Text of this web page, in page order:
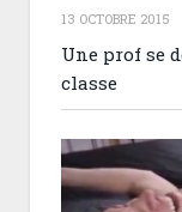
13 OCTOBRE 2015
Une prof se
classe